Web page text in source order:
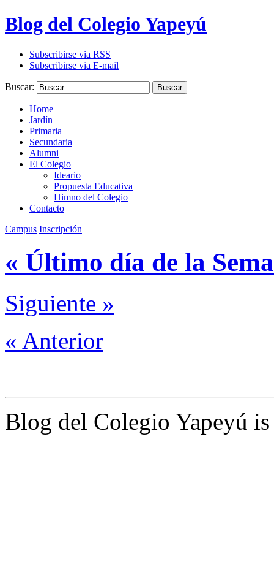
Blog del Colegio Yapeyú
Subscribirse via RSS
Subscribirse via E-mail
Buscar: Buscar
Home
Jardín
Primaria
Secundaria
Alumni
El Colegio
Ideario
Propuesta Educativa
Himno del Colegio
Contacto
Campus Inscripción
« Último día de la
Siguiente »
« Anterior
Blog del Colegio Yapeyú